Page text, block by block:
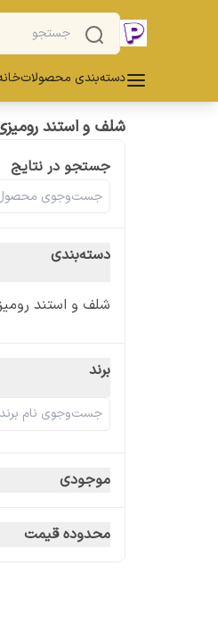
دسته‌بندی محصولات
شلف و استند
جستجو در نتایج
دسته‌بندی
شلف و استند
برند
موجودی
محدوده قیمت